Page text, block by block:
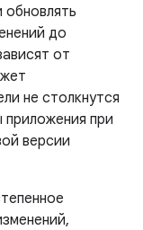
до
от
не столкнутся
при
версии